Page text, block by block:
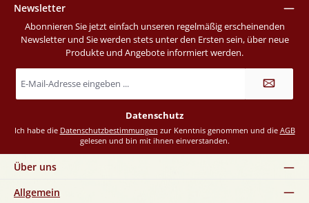
Newsletter
Abonnieren Sie jetzt einfach unseren regelmäßig erscheinenden
Newsletter und Sie werden stets unter den Ersten sein, über neue
Produkte und Angebote informiert werden.
Mail-
Datenschutz
Ich habe die Datenschutzbestimmungen zur Kenntnis genommen und die AGB
gelesen und bin mit ihnen einverstanden.
Über uns
Allgemein